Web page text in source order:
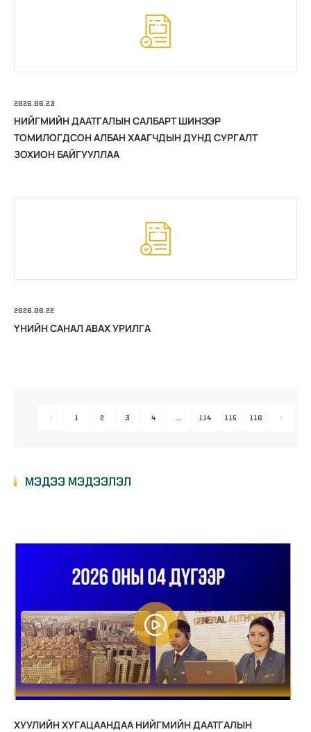
2026.06.23
НИЙГМИЙН ДААТГАЛЫН САЛБАРТ ШИНЭЭР
ТОМИЛОГДСОН АЛБАН ХААГЧДЫН ДУНД СУРГАЛТ
ЗОХИОН БАЙГУУЛЛАА
2026.06.22
ҮНИЙН САНАЛ АВАХ УРИЛГА
1 2 3 4 … 114 115 116
МЭДЭЭ МЭДЭЭЛЭЛ
ХУУЛИЙН ХУГАЦААНДАА НИЙГМИЙН ДААТГАЛЫН